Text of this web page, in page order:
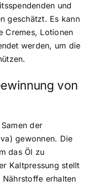
und
geschätzt. Es kann
Cremes, Lotionen
werden, um die
von
der
gewonnen. Die
das Öl zu
Kaltpressung stellt
erhalten